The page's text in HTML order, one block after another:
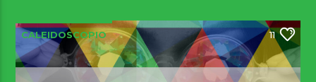
CALEIDOSCOPIO 11